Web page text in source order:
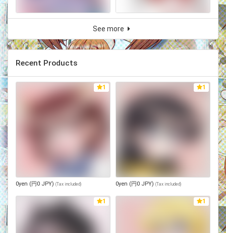
See more
Recent Products
1
0yen (円0 JPY) (Tax included)
1
0yen (円0 JPY) (Tax included)
1 1